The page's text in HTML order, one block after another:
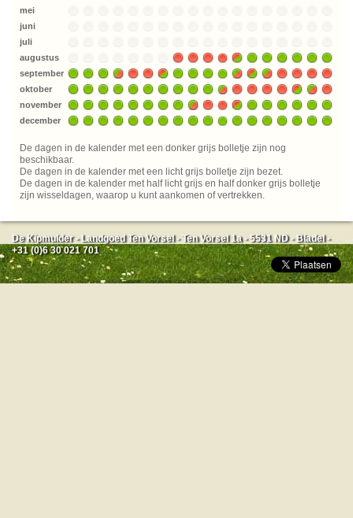
mei
juni
juli
augustus
september
oktober
november
december
De dagen in de kalender met een donker grijs bolletje zijn nog
beschikbaar.
De dagen in de kalender met een licht grijs bolletje zijn bezet.
De dagen in de kalender met half licht grijs en half donker grijs bolletje
zijn wisseldagen, waarop u kunt aankomen of vertrekken.
De Kipmulder - Landgoed Ten Vorsel - Ten Vorsel 1a - 5531 ND - Bladel -
+31 (0)6 30 021 701